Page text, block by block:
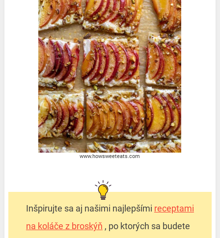
www.howsweeteats.com
Inšpirujte sa aj našimi najlepšími receptami
na koláče z broskýň , po ktorých sa budete